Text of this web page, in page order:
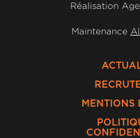
Réalisation
Maintenance
MENTIONS